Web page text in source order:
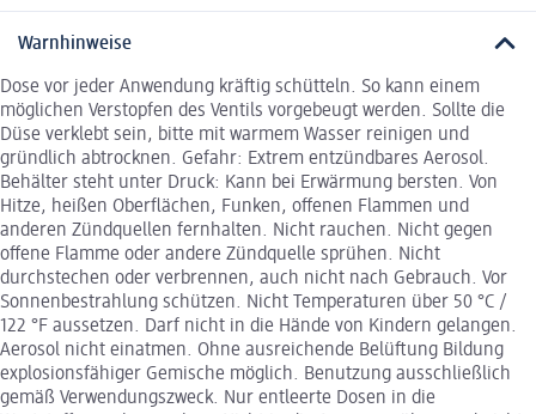
Warnhinweise
Dose vor jeder Anwendung kräftig schütteln. So kann einem
möglichen Verstopfen des Ventils vorgebeugt werden. Sollte die
Düse verklebt sein, bitte mit warmem Wasser reinigen und
gründlich abtrocknen. Gefahr: Extrem entzündbares Aerosol.
Behälter steht unter Druck: Kann bei Erwärmung bersten. Von
Hitze, heißen Oberflächen, Funken, offenen Flammen und
anderen Zündquellen fernhalten. Nicht rauchen. Nicht gegen
offene Flamme oder andere Zündquelle sprühen. Nicht
durchstechen oder verbrennen, auch nicht nach Gebrauch. Vor
Sonnenbestrahlung schützen. Nicht Temperaturen über 50 °C /
122 °F aussetzen. Darf nicht in die Hände von Kindern gelangen.
Aerosol nicht einatmen. Ohne ausreichende Belüftung Bildung
explosionsfähiger Gemische möglich. Benutzung ausschließlich
gemäß Verwendungszweck. Nur entleerte Dosen in die